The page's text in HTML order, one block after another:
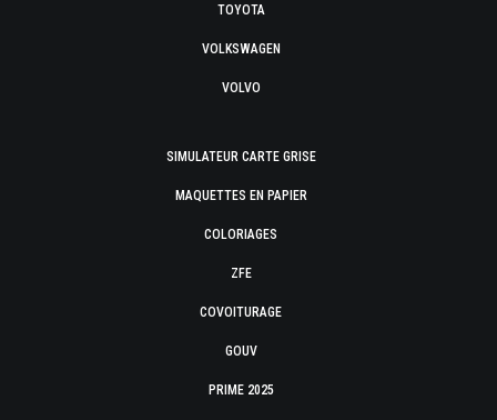
TOYOTA
VOLKSWAGEN
VOLVO
SIMULATEUR CARTE GRISE
MAQUETTES EN PAPIER
COLORIAGES
ZFE
COVOITURAGE
GOUV
PRIME 2025